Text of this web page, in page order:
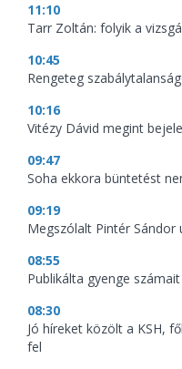
11:10
Tarr Zoltán: folyik a
10:45
Rengeteg
10:16
Vitézy Dávid megint
09:47
Soha ekkora büntetést
09:19
Megszólalt Pintér Sándor
08:55
Publikálta gyenge
08:30
Jó híreket közölt a KSH,
fel